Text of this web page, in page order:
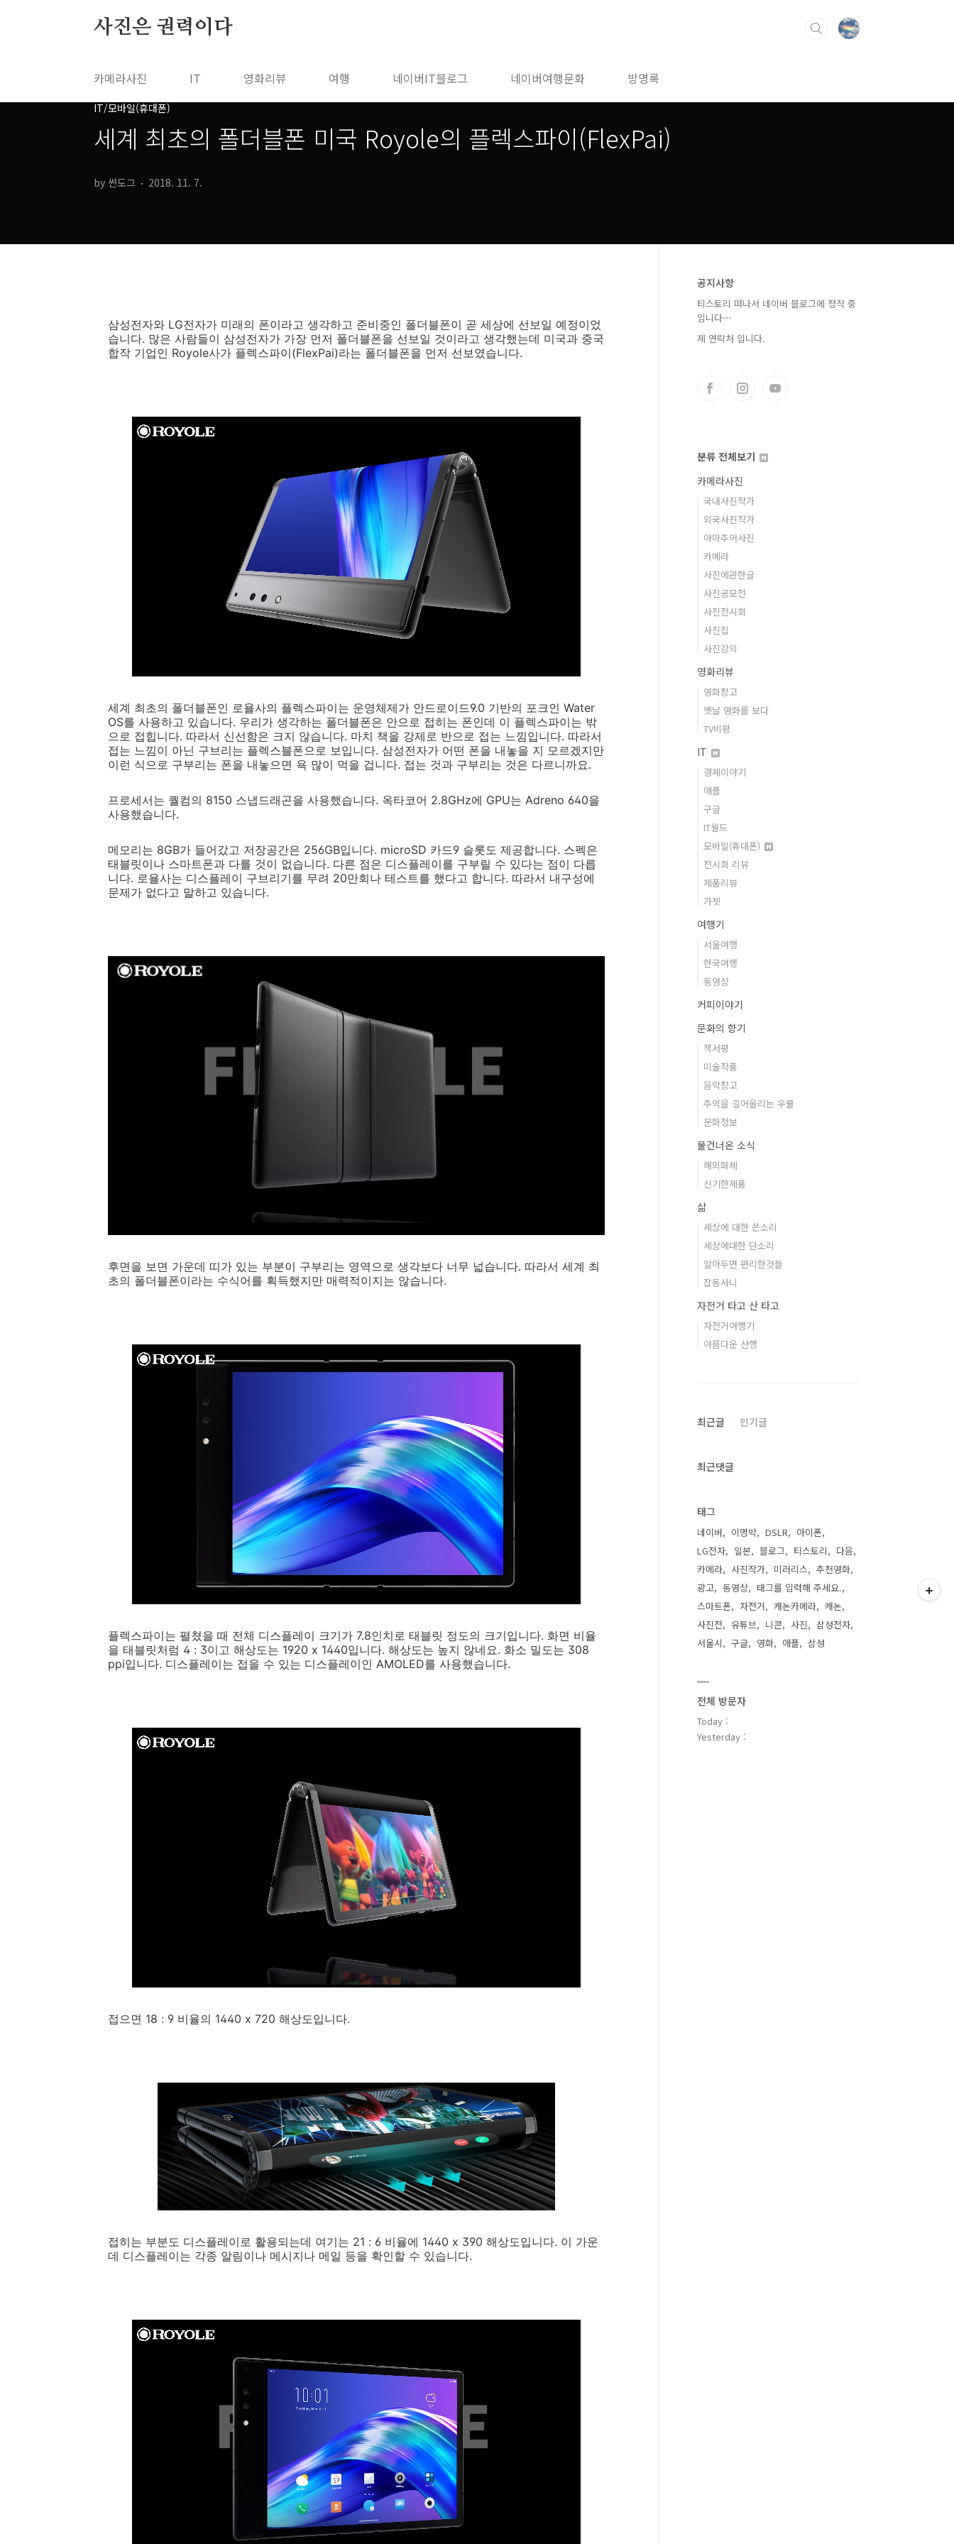
사진은 권력이다
카메라사진 IT 영화리뷰 여행 네이버IT블로그 네이버여행문화 방명록
IT/모바일(휴대폰)
세계 최초의 폴더블폰 미국 Royole의 플렉스파이(FlexPai)
by 썬도그 2018. 11. 7.
삼성전자와 LG전자가 미래의 폰이라고 생각하고 준비중인 폴더블폰이 곧 세상에 선보일 예정이었
습니다. 많은 사람들이 삼성전자가 가장 먼저 폴더블폰을 선보일 것이라고 생각했는데 미국과 중국
합작 기업인 Royole사가 플렉스파이(FlexPai)라는 폴더블폰을 먼저 선보였습니다.
세계 최초의 폴더블폰인 로욜사의 플렉스파이는 운영체제가 안드로이드9.0 기반의 포크인 Water
OS를 사용하고 있습니다. 우리가 생각하는 폴더블폰은 안으로 접히는 폰인데 이 플렉스파이는 밖
으로 접힙니다. 따라서 신선함은 크지 않습니다. 마치 책을 강제로 반으로 접는 느낌입니다. 따라서
접는 느낌이 아닌 구브리는 플렉스블폰으로 보입니다. 삼성전자가 어떤 폰을 내놓을 지 모르겠지만
이런 식으로 구부리는 폰을 내놓으면 욕 많이 먹을 겁니다. 접는 것과 구부리는 것은 다르니까요.
프로세서는 퀄컴의 8150 스냅드래곤을 사용했습니다. 옥타코어 2.8GHz에 GPU는 Adreno 640을
사용했습니다.
메모리는 8GB가 들어갔고 저장공간은 256GB입니다. microSD 카드9 슬롯도 제공합니다. 스펙은
태블릿이나 스마트폰과 다를 것이 없습니다. 다른 점은 디스플레이를 구부릴 수 있다는 점이 다릅
니다. 로욜사는 디스플레이 구브리기를 무려 20만회나 테스트를 했다고 합니다. 따라서 내구성에
문제가 없다고 말하고 있습니다.
후면을 보면 가운데 띠가 있는 부분이 구부리는 영역으로 생각보다 너무 넓습니다. 따라서 세계 최
초의 폴더블폰이라는 수식어를 획득했지만 매력적이지는 않습니다.
플렉스파이는 펼쳤을 때 전체 디스플레이 크기가 7.8인치로 태블릿 정도의 크기입니다. 화면 비율
을 태블릿처럼 4 : 3이고 해상도는 1920 x 1440입니다. 해상도는 높지 않네요. 화소 밀도는 308
ppi입니다. 디스플레이는 접을 수 있는 디스플레이인 AMOLED를 사용했습니다.
접으면 18 : 9 비율의 1440 x 720 해상도입니다.
접히는 부분도 디스플레이로 활용되는데 여기는 21 : 6 비율에 1440 x 390 해상도입니다. 이 가운
데 디스플레이는 각종 알림이나 메시지나 메일 등을 확인할 수 있습니다.
공지사항
티스토리 떠나서 네이버 블로그에 정착 중
입니다⋯
제 연락처 입니다.
분류 전체보기
카메라사진
국내사진작가
외국사진작가
아마추어사진
카메라
사진에관한글
사진공모전
사진전시회
사진집
사진강의
영화리뷰
영화창고
옛날 영화를 보다
TV비평
IT
경제이야기
애플
구글
IT월드
모바일(휴대폰)
전시회 리뷰
제품리뷰
가젯
여행기
서울여행
한국여행
동영상
커피이야기
문화의 향기
책서평
미술작품
음악창고
추억을 길어올리는 우물
문화정보
물건너온 소식
해외화제
신기한제품
삶
세상에 대한 쓴소리
세상에대한 단소리
알아두면 편리한것들
잡동사니
자전거 타고 산 타고
자전거여행기
아름다운 산행
최근글 인기글
최근댓글
태그
네이버 이명박 DSLR
아이폰
LG전자
일본 블로그 티스토리
다음
카메라
사진작가 미러리스
추천영화
광고
동영상
태그를 입력해 주세요.
스마트폰
자전거 캐논카메라
캐논
사진전
유튜브 니콘 사진
삼성전자
서울시
구글 영화 애플 삼성
전체 방문자
Today :
Yesterday :